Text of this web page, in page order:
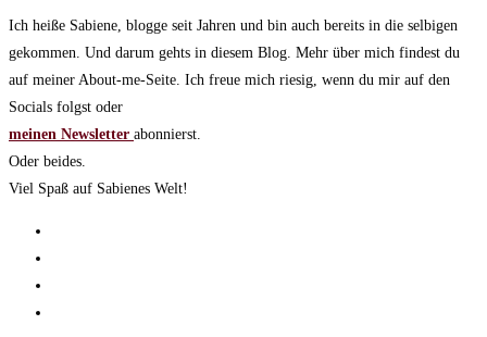
Ich heiße Sabiene, blogge seit Jahren und bin auch bereits in die selbigen
gekommen. Und darum gehts in diesem Blog. Mehr über mich findest du
auf meiner About-me-Seite. Ich freue mich riesig, wenn du mir auf den
Socials folgst oder
meinen Newsletter abonnierst.
Oder beides.
Viel Spaß auf Sabienes Welt!